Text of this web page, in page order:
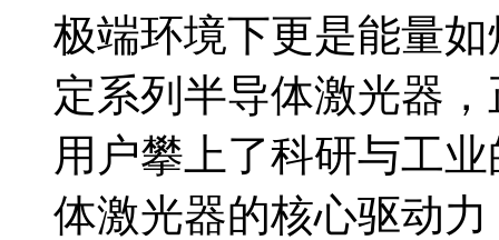
极端环境下更是能量
定系列半导体激光器
用户攀上了科研与工
体激光器的核心驱动